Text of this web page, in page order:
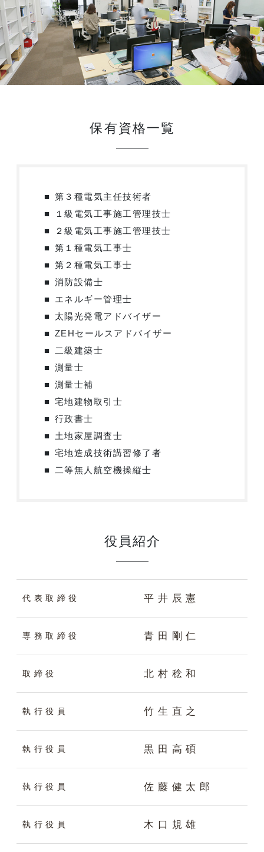
保有資格一覧
第３種電気主任技術者
１級電気工事施工管理技士
２級電気工事施工管理技士
第１種電気工事士
第２種電気工事士
消防設備士
エネルギー管理士
太陽光発電アドバイザー
ZEHセールスアドバイザー
二級建築士
測量士
測量士補
宅地建物取引士
行政書士
土地家屋調査士
宅地造成技術講習修了者
二等無人航空機操縦士
役員紹介
代表取締役 平井辰憲
専務取締役 青田剛仁
取締役 北村稔和
執行役員 竹生直之
執行役員 黒田高碩
執行役員 佐藤健太郎
執行役員 木口規雄